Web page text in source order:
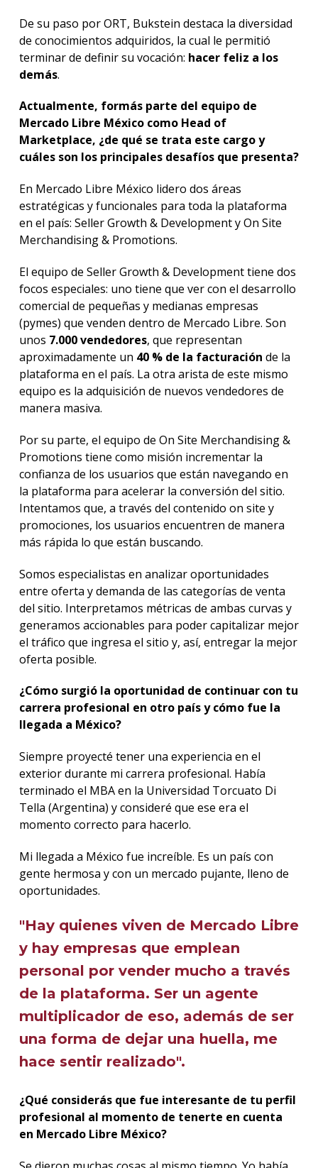
De su paso por ORT, Bukstein destaca la diversidad
de conocimientos adquiridos, la cual le permitió
terminar de definir su vocación: hacer feliz a los
demás.
Actualmente, formás parte del equipo de
Mercado Libre México como Head of
Marketplace, ¿de qué se trata este cargo y
cuáles son los principales desafíos que presenta?
En Mercado Libre México lidero dos áreas
estratégicas y funcionales para toda la plataforma
en el país: Seller Growth & Development y On Site
Merchandising & Promotions.
El equipo de Seller Growth & Development tiene dos
focos especiales: uno tiene que ver con el desarrollo
comercial de pequeñas y medianas empresas
(pymes) que venden dentro de Mercado Libre. Son
unos 7.000 vendedores, que representan
aproximadamente un 40 % de la facturación de la
plataforma en el país. La otra arista de este mismo
equipo es la adquisición de nuevos vendedores de
manera masiva.
Por su parte, el equipo de On Site Merchandising &
Promotions tiene como misión incrementar la
confianza de los usuarios que están navegando en
la plataforma para acelerar la conversión del sitio.
Intentamos que, a través del contenido on site y
promociones, los usuarios encuentren de manera
más rápida lo que están buscando.
Somos especialistas en analizar oportunidades
entre oferta y demanda de las categorías de venta
del sitio. Interpretamos métricas de ambas curvas y
generamos accionables para poder capitalizar mejor
el tráfico que ingresa el sitio y, así, entregar la mejor
oferta posible.
¿Cómo surgió la oportunidad de continuar con tu
carrera profesional en otro país y cómo fue la
llegada a México?
Siempre proyecté tener una experiencia en el
exterior durante mi carrera profesional. Había
terminado el MBA en la Universidad Torcuato Di
Tella (Argentina) y consideré que ese era el
momento correcto para hacerlo.
Mi llegada a México fue increíble. Es un país con
gente hermosa y con un mercado pujante, lleno de
oportunidades.
"Hay quienes viven de Mercado Libre
y hay empresas que emplean
personal por vender mucho a través
de la plataforma. Ser un agente
multiplicador de eso, además de ser
una forma de dejar una huella, me
hace sentir realizado".
¿Qué considerás que fue interesante de tu perfil
profesional al momento de tenerte en cuenta
en Mercado Libre México?